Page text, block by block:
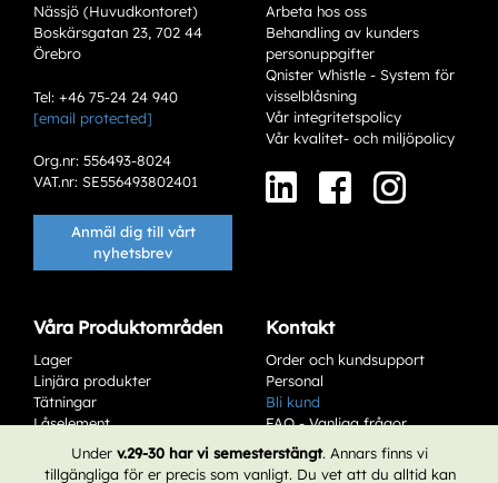
Under v.29-30 har vi semesterstängt. Annars finns vi
tillgängliga för er precis som vanligt. Du vet att du alltid kan
Varianter
Add to existing cart row
Add as new cart row
Nässjö (Huvudkontoret)
Boskärsgatan 23, 702 44
Örebro
Tel: +46 75-24 24 940
[email protected]
Org.nr: 556493-8024
VAT.nr: SE556493802401
Anmäl dig till vårt
nyhetsbrev
Arbeta hos oss
Behandling av kunders
personuppgifter
Qnister Whistle - System för
visselblåsning
Vår integritetspolicy
Vår kvalitet- och miljöpolicy
Våra Produktområden
Lager
Linjära produkter
Tätningar
Låselement
Service & Underhåll
Kontakt
Order och kundsupport
Personal
Bli kund
FAQ - Vanliga frågor
Affärsvillkor